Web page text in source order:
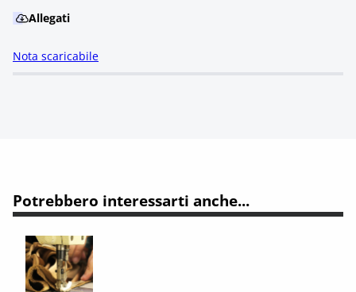
Allegati
Nota scaricabile
Potrebbero interessarti anche...